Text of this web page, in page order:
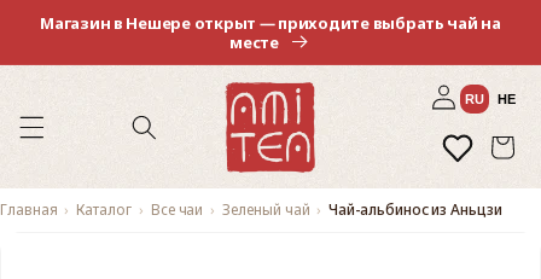
Магазин в Нешере открыт — приходите выбрать чай на
месте
RU HE
Войти
Избранное
Корзина
Главная Каталог Все чаи Зеленый чай Чай-альбинос из Аньцзи